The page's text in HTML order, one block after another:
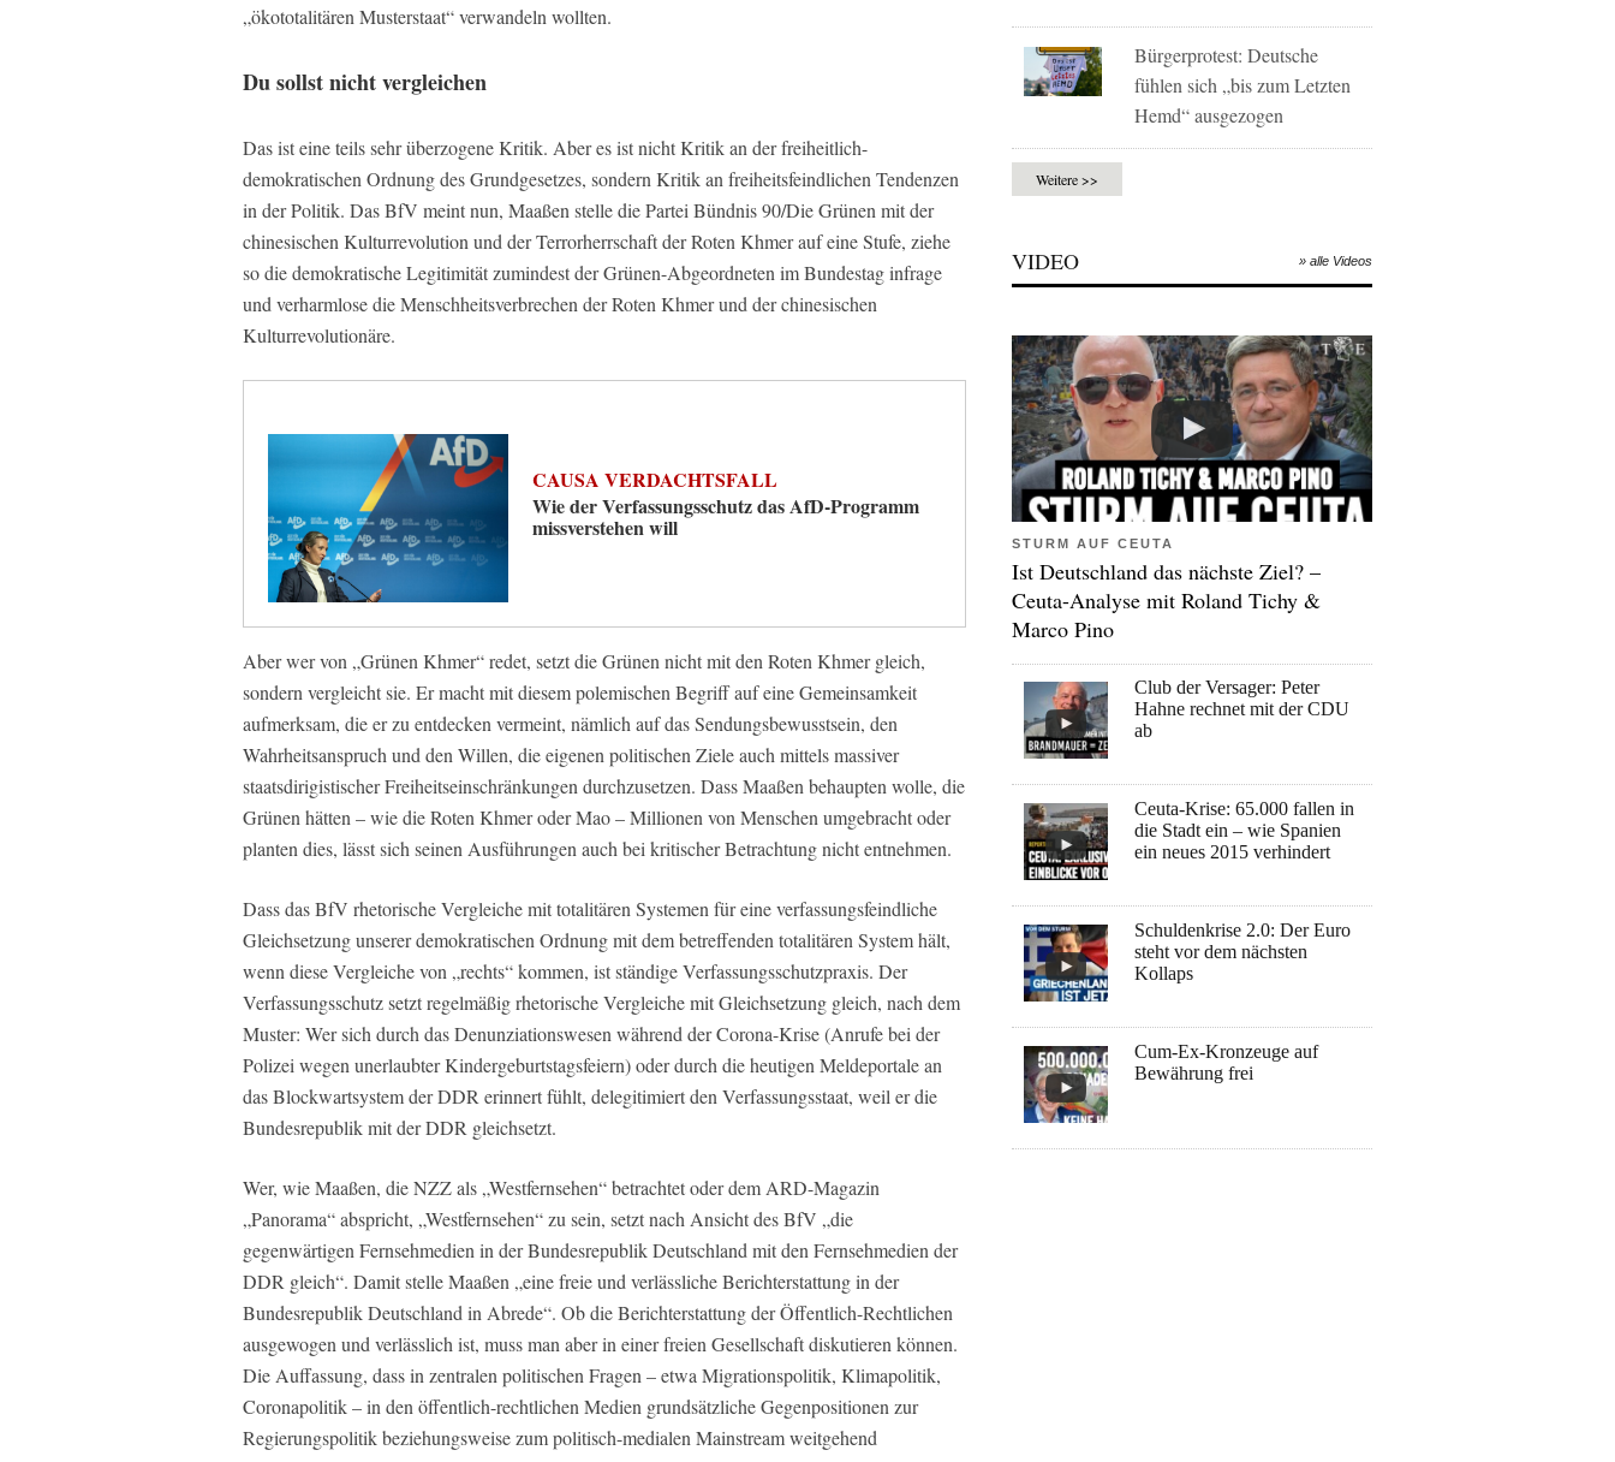
„ökototalitären Musterstaat“ verwandeln wollten.
Du sollst nicht vergleichen
Das ist eine teils sehr überzogene Kritik. Aber es ist nicht Kritik an der freiheitlich-
demokratischen Ordnung des Grundgesetzes, sondern Kritik an freiheitsfeindlichen Tendenzen
in der Politik. Das BfV meint nun, Maaßen stelle die Partei Bündnis 90/Die Grünen mit der
chinesischen Kulturrevolution und der Terrorherrschaft der Roten Khmer auf eine Stufe, ziehe
so die demokratische Legitimität zumindest der Grünen-Abgeordneten im Bundestag infrage
und verharmlose die Menschheitsverbrechen der Roten Khmer und der chinesischen
Kulturrevolutionäre.
CAUSA VERDACHTSFALL
Wie der Verfassungsschutz das AfD-Programm
missverstehen will
Aber wer von „Grünen Khmer“ redet, setzt die Grünen nicht mit den Roten Khmer gleich,
sondern vergleicht sie. Er macht mit diesem polemischen Begriff auf eine Gemeinsamkeit
aufmerksam, die er zu entdecken vermeint, nämlich auf das Sendungsbewusstsein, den
Wahrheitsanspruch und den Willen, die eigenen politischen Ziele auch mittels massiver
staatsdirigistischer Freiheitseinschränkungen durchzusetzen. Dass Maaßen behaupten wolle, die
Grünen hätten – wie die Roten Khmer oder Mao – Millionen von Menschen umgebracht oder
planten dies, lässt sich seinen Ausführungen auch bei kritischer Betrachtung nicht entnehmen.
Dass das BfV rhetorische Vergleiche mit totalitären Systemen für eine verfassungsfeindliche
Gleichsetzung unserer demokratischen Ordnung mit dem betreffenden totalitären System hält,
wenn diese Vergleiche von „rechts“ kommen, ist ständige Verfassungsschutzpraxis. Der
Verfassungsschutz setzt regelmäßig rhetorische Vergleiche mit Gleichsetzung gleich, nach dem
Muster: Wer sich durch das Denunziationswesen während der Corona-Krise (Anrufe bei der
Polizei wegen unerlaubter Kindergeburtstagsfeiern) oder durch die heutigen Meldeportale an
das Blockwartsystem der DDR erinnert fühlt, delegitimiert den Verfassungsstaat, weil er die
Bundesrepublik mit der DDR gleichsetzt.
Wer, wie Maaßen, die NZZ als „Westfernsehen“ betrachtet oder dem ARD-Magazin
„Panorama“ abspricht, „Westfernsehen“ zu sein, setzt nach Ansicht des BfV „die
gegenwärtigen Fernsehmedien in der Bundesrepublik Deutschland mit den Fernsehmedien der
DDR gleich“. Damit stelle Maaßen „eine freie und verlässliche Berichterstattung in der
Bundesrepublik Deutschland in Abrede“. Ob die Berichterstattung der Öffentlich-Rechtlichen
ausgewogen und verlässlich ist, muss man aber in einer freien Gesellschaft diskutieren können.
Die Auffassung, dass in zentralen politischen Fragen – etwa Migrationspolitik, Klimapolitik,
Coronapolitik – in den öffentlich-rechtlichen Medien grundsätzliche Gegenpositionen zur
Regierungspolitik beziehungsweise zum politisch-medialen Mainstream weitgehend
Bürgerprotest: Deutsche
fühlen sich „bis zum Letzten
Hemd“ ausgezogen
Weitere >>
VIDEO » alle Videos
STURM AUF CEUTA
Ist Deutschland das nächste Ziel? –
Ceuta-Analyse mit Roland Tichy &
Marco Pino
Club der Versager: Peter
Hahne rechnet mit der CDU
ab
Ceuta-Krise: 65.000 fallen in
die Stadt ein – wie Spanien
ein neues 2015 verhindert
Schuldenkrise 2.0: Der Euro
steht vor dem nächsten
Kollaps
Cum-Ex-Kronzeuge auf
Bewährung frei